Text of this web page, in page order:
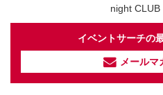
night CLUB
イベントサーチの
メールマ